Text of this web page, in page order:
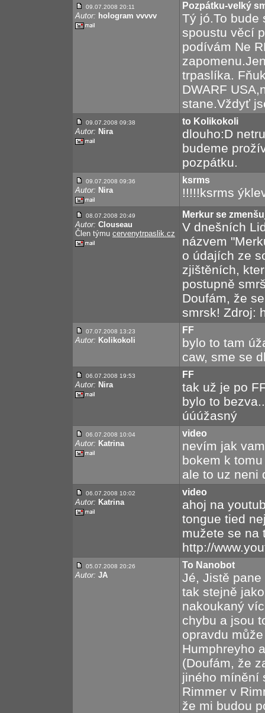
09.07.2008 20:11
Autor: hologram vvvvv
Pozpátku-velký
Tý jó.To bude
spoustu věcí
podívám Ne
trpaslíka.
DWARF
stane.Vždyť
09.07.2008 09:38
Autor: Nira
to Kolikokoli
dlouho:D
budeme
pozpátku.
09.07.2008 09:36
Autor: Nira
ksrms
!!!!!ksrms
08.07.2008 20:49
Autor: Clouseau
Člen týmu cervenytrpaslik.cz
Merkur se
V dnešních
názvem
o údajích ze
zjištěních,
postupně
Doufám, že
smrsk! Zdroj:
07.07.2008 13:23
Autor: Kolikokoli
FF
bylo to tam
caw, sme se
06.07.2008 19:53
Autor: Nira
FF
tak už je po
bylo to
úúúžasný
06.07.2008 10:04
Autor: Katrina
video
nevím jak
bokem k
ale to uz neni
06.07.2008 10:02
Autor: Katrina
video
ahoj na
tongue tied
mužete se na
http://
05.07.2008 20:26
Autor: JA
To Nanobot
Jé, Jistě
tak stejně
nakoukaný
chybu a jsou
opravdu
Humphreyho
(Doufám, že
jiného mínění
Rimmer v
že mi budou